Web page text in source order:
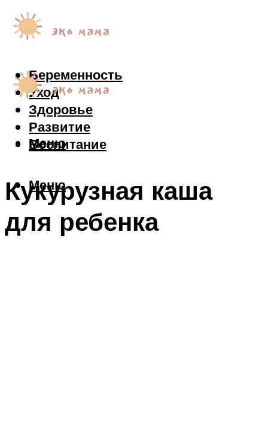
Беременность
Уход
Здоровье
Развитие
Воспитание
Меню
Меню
Кукурузная каша
для ребенка